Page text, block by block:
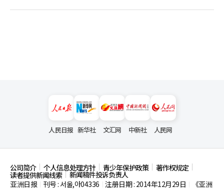
人民日报 新华社 文汇网 中新社 人民网
公司简介 个人信息处理方针 青少年保护政策 著作权规定
读者提供新闻线索
新闻稿件投诉负责人
亚洲日报
刊号 : 서울,아04336 注册日期 : 2014年12月29日 《亚洲